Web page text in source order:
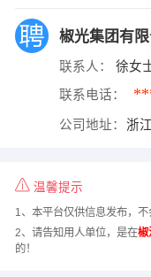
椒光集团有限
联系人： 徐女
联系电话：
公司地址： 浙
温馨提示
1、本平台仅供信息发布，不
2、请告知用人单位，是在椒
的！